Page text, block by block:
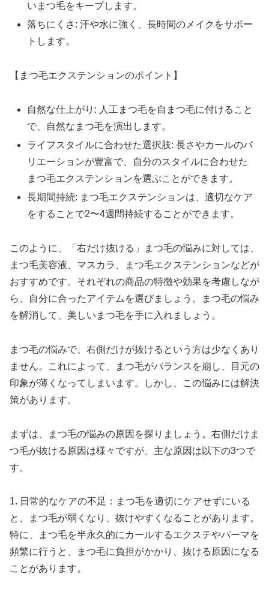
いまつ毛をキープします。
落ちにくさ: 汗や水に強く、長時間のメイクをサポー
トします。
【まつ毛エクステンションのポイント】
自然な仕上がり: 人工まつ毛を自まつ毛に付けること
で、自然なまつ毛を演出します。
ライフスタイルに合わせた選択肢: 長さやカールのバ
リエーションが豊富で、自分のスタイルに合わせた
まつ毛エクステンションを選ぶことができます。
長期間持続: まつ毛エクステンションは、適切なケア
をすることで2〜4週間持続することができます。
このように、「右だけ抜ける」まつ毛の悩みに対しては、
まつ毛美容液、マスカラ、まつ毛エクステンションなどが
おすすめです。それぞれの商品の特徴や効果を考慮しなが
ら、自分に合ったアイテムを選びましょう。まつ毛の悩み
を解消して、美しいまつ毛を手に入れましょう。
まつ毛の悩みで、右側だけが抜けるという方は少なくあり
ません。これによって、まつ毛がバランスを崩し、目元の
印象が薄くなってしまいます。しかし、この悩みには解決
策があります。
まずは、まつ毛の悩みの原因を探りましょう。右側だけま
つ毛が抜ける原因は様々ですが、主な原因は以下の3つで
す。
1. 日常的なケアの不足：まつ毛を適切にケアせずにいる
と、まつ毛が弱くなり、抜けやすくなることがあります。
特に、まつ毛を半永久的にカールするエクステやパーマを
頻繁に行うと、まつ毛に負担がかかり、抜ける原因になる
ことがあります。